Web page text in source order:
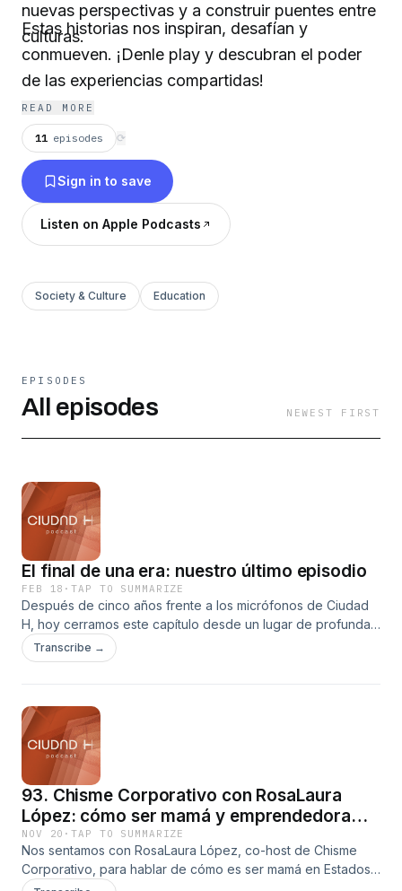
nuevas perspectivas y a construir puentes entre
culturas.
Estas historias nos inspiran, desafían y
conmueven. ¡Denle play y descubran el poder
de las experiencias compartidas!
READ MORE
11 episodes ⟳
Sign in to save
Listen on Apple Podcasts
Society & Culture Education
EPISODES
All episodes NEWEST FIRST
El final de una era: nuestro último episodio
FEB 18 ·TAP TO SUMMARIZE
Después de cinco años frente a los micrófonos de Ciudad
H, hoy cerramos este capítulo desde un lugar de profunda
gratitud. Esta es una decisión mutua, tomada con alegría y
con la certeza de que este proyecto nos regaló mucho más
nos sostuvo y experiencias que marcaron nuestras vidas
para siempre. En este último episodio hacemos una pausa
para mirar atrás, revivir los momentos más inolvidables y
celebrar todo lo que construimos juntas. No es solo un
cierre, es un homenaje a cinco años de historias,
aprendizajes y encuentros que siempre serán parte de
nosotros.
Transcribe →
93. Chisme Corporativo con RosaLaura
López: cómo ser mamá y emprendedora
lejos de casa
NOV 20 ·TAP TO SUMMARIZE
Nos sentamos con RosaLaura López, co-host de Chisme
Corporativo, para hablar de cómo es ser mamá en Estados
Unidos, emprender lejos de casa y llevar uno de los